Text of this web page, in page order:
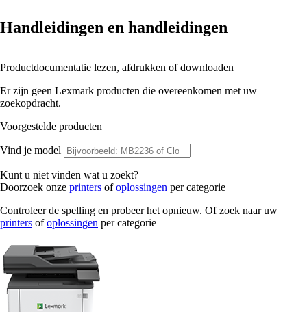
Handleidingen en handleidingen
Productdocumentatie lezen, afdrukken of downloaden
Er zijn geen Lexmark producten die overeenkomen met uw
zoekopdracht.
Voorgestelde producten
Vind je model
Kunt u niet vinden wat u zoekt?
Doorzoek onze printers ofoplossingen per categorie
Controleer de spelling en probeer het opnieuw. Of zoek naar uw
printers ofoplossingen per categorie